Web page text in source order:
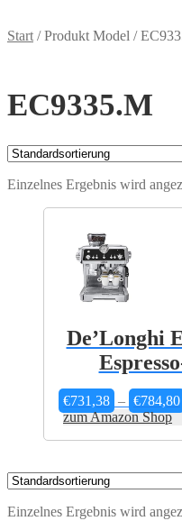
Start /Produkt Model /
EC9335.M
Einzelnes Ergebnis wird
De’Longhi
€731,38 – €784,80
zum Amazon Shop
Einzelnes Ergebnis wird